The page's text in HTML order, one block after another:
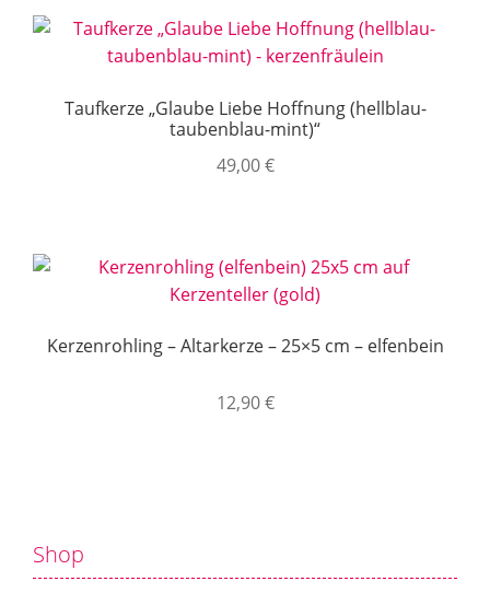
Taufkerze „Glaube Liebe Hoffnung (hellblau-
taubenblau-mint)“
49,00€
Kerzenrohling – Altarkerze – 25×5 cm – elfenbein
12,90€
Shop